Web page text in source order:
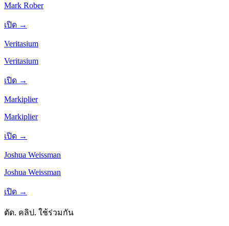
Mark Rober
เปิด →
Veritasium
Veritasium
เปิด →
Markiplier
Markiplier
เปิด →
Joshua Weissman
Joshua Weissman
เปิด →
ตัด. คลิป. ใช้ร่วมกัน